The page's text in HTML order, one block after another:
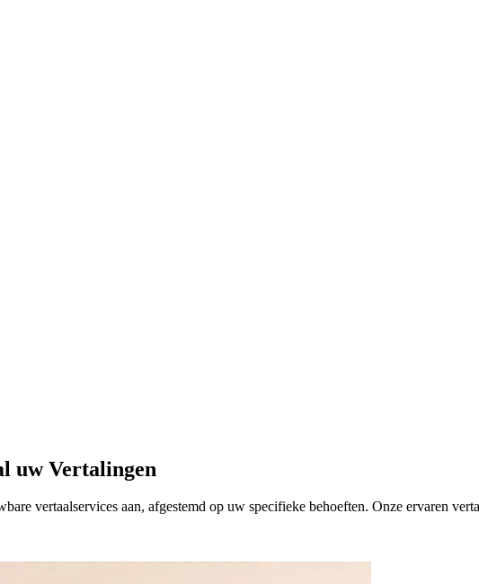
uw Vertalingen
vertaalservices aan, afgestemd op uw specifieke behoeften. Onze ervaren